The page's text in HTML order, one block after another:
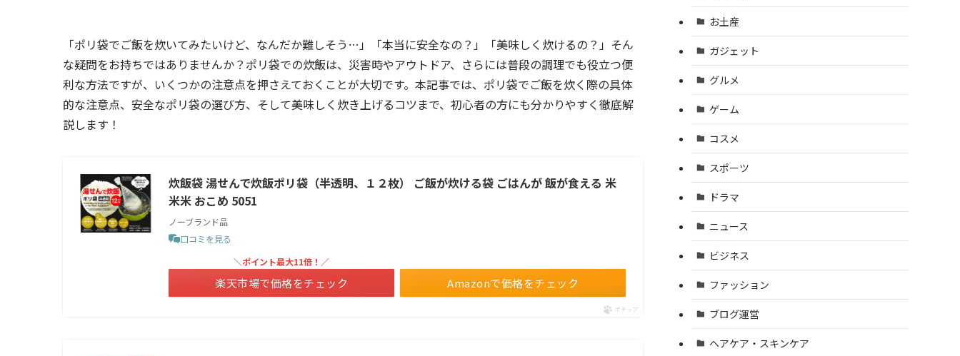
「ポリ袋でご飯を炊いてみたいけど、なんだか難しそう…」「本当に安全なの？」「美味しく炊けるの？」そん
な疑問をお持ちではありませんか？ポリ袋での炊飯は、災害時やアウトドア、さらには普段の調理でも役立つ便
利な方法ですが、いくつかの注意点を押さえておくことが大切です。本記事では、ポリ袋でご飯を炊く際の具体
的な注意点、安全なポリ袋の選び方、そして美味しく炊き上げるコツまで、初心者の方にも分かりやすく徹底解
説します！
炊飯袋 湯せんで炊飯ポリ袋（半透明、１２枚） ご飯が炊ける袋 ごはんが 飯が食える 米
米米 おこめ 5051
ノーブランド品
口コミを見る
Amazonで価格をチェック
＼ポイント最大11倍！／
楽天市場で価格をチェック
ポチップ
お土産
ガジェット
グルメ
ゲーム
コスメ
スポーツ
ドラマ
ニュース
ビジネス
ファッション
ブログ運営
ヘアケア・スキンケア